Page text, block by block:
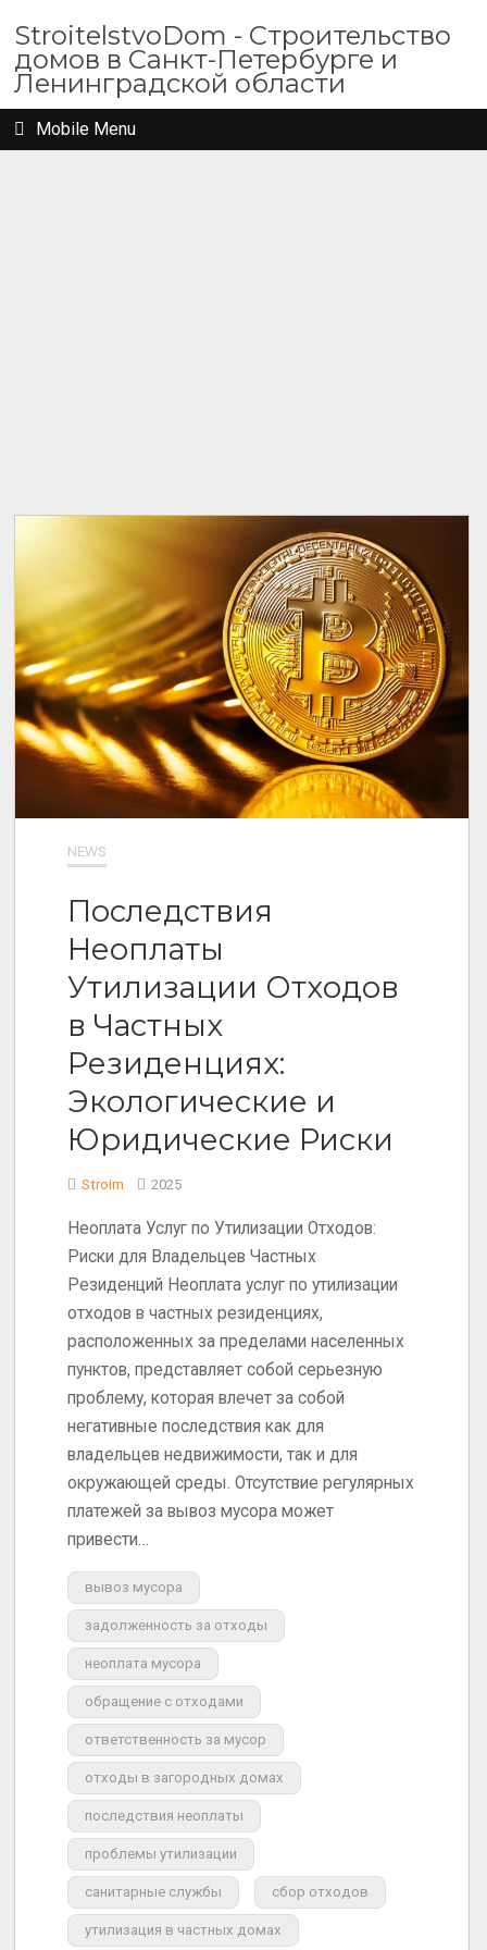
StroitelstvoDom - Строительство
домов в Санкт-Петербурге и
Ленинградской области
Mobile Menu
NEWS
Последствия
Неоплаты
Утилизации Отходов
в Частных
Резиденциях:
Экологические и
Юридические Риски
Stroim 2025
Неоплата Услуг по Утилизации Отходов:
Риски для Владельцев Частных
Резиденций Неоплата услуг по утилизации
отходов в частных резиденциях,
расположенных за пределами населенных
пунктов, представляет собой серьезную
проблему, которая влечет за собой
негативные последствия как для
владельцев недвижимости, так и для
окружающей среды. Отсутствие регулярных
платежей за вывоз мусора может
привести…
вывоз мусора
задолженность за отходы
неоплата мусора
обращение с отходами
ответственность за мусор
отходы в загородных домах
последствия неоплаты
проблемы утилизации
санитарные службы сбор отходов
утилизация в частных домах